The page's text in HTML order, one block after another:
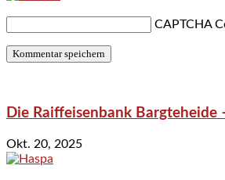
CAPTCHA
Die Raiffeisenbank
Okt. 20, 2025